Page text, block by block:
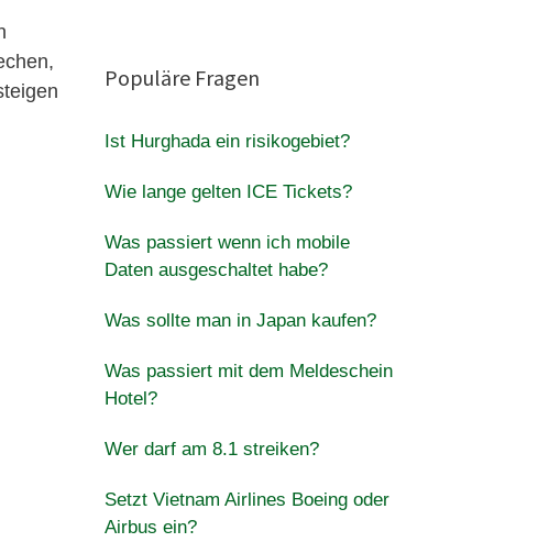
Populäre Fragen
Ist Hurghada ein risikogebiet?
Wie lange gelten ICE Tickets?
Was passiert wenn ich mobile
Daten ausgeschaltet habe?
Was sollte man in Japan kaufen?
Was passiert mit dem Meldeschein
Hotel?
Wer darf am 8.1 streiken?
Setzt Vietnam Airlines Boeing oder
Airbus ein?